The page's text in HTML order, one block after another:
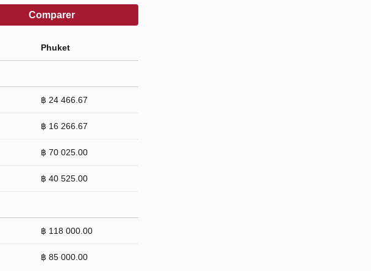
Comparer
Phuket
฿ 24 466.67
฿ 16 266.67
฿ 70 025.00
฿ 40 525.00
฿ 118 000.00
฿ 85 000.00